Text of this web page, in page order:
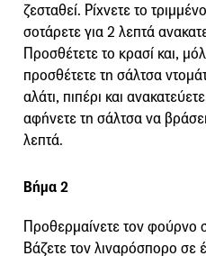
ζεσταθεί. Ρίχνετε το
σοτάρετε για 2 λεπτά
Προσθέτετε το κρασί και,
προσθέτετε τη σάλτσα
αλάτι, πιπέρι και
αφήνετε τη σάλτσα να
λεπτά.
Βήμα 2
Προθερμαίνετε τον φούρνο
Βάζετε τον λιναρόσπορο σε